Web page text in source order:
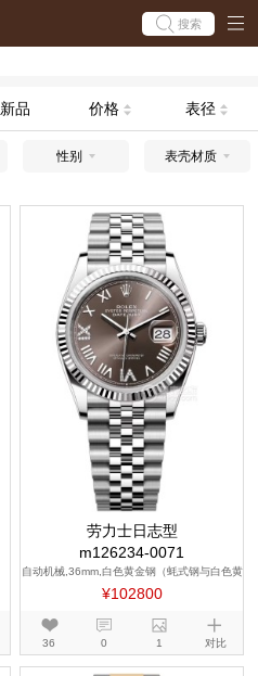
搜索
新品 价格 表径
性别 表壳材质
劳力士日志型
m126234-0071
自动机械,36mm,白色黄金钢（蚝式钢与白色黄
金的组合）
¥102800
36 0 1 对比